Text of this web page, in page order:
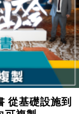
斗城亞洲CEO蔡德
創逾3年最長跌勢
24%勝預期 貿易順
4月單日斥6.28萬億
認部分彈藥庫存緊
從基礎設施到